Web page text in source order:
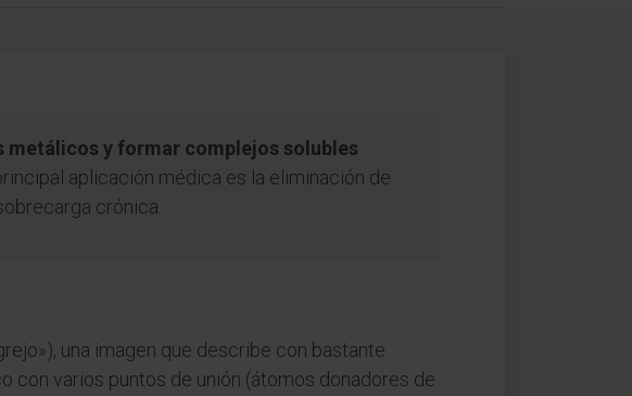
metálicos y formar complejos solubles
aplicación médica es la eliminación de
crónica.
una imagen que describe con bastante
con varios puntos de unión (átomos donadores de